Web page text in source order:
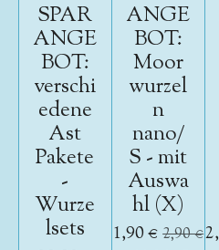
SPAR
ANGE
BOT:
verschi
edene
Ast
Pakete
-
Wurze
lsets
ANGE
BOT:
Moor
wurzel
n
nano/
S - mit
Auswa
hl (X)
1,90 € 2,90 €